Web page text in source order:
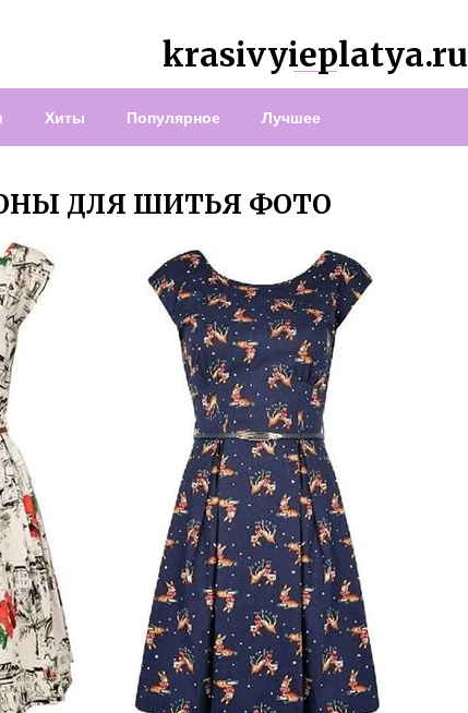
krasivyieplatya.ru
Хиты Популярное Лучшее
ДЛЯ ШИТЬЯ ФОТО